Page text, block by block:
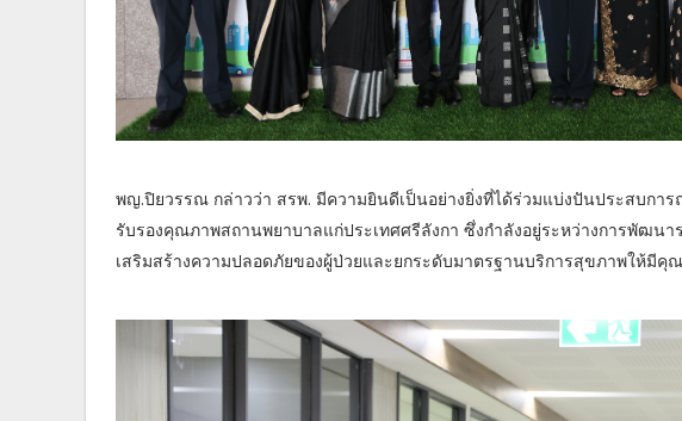
พญ.ปิยวรรณ กล่าวว่า สรพ. มีความยินดีเป็นอย่างยิ่งที่ได้ร่วมแบ่งปันประสบก
รับรองคุณภาพสถานพยาบาลแก่ประเทศศรีลังกา ซึ่งกำลังอยู่ระหว่างการพัฒน
เสริมสร้างความปลอดภัยของผู้ป่วยและยกระดับมาตรฐานบริการสุขภาพให้มีคุ